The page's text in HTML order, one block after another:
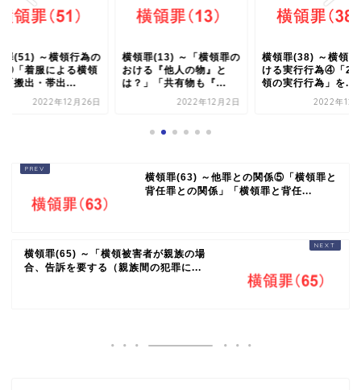
罪(51) ～横領行為の
⑫「着服による横領
「搬出・帯出...
2022年12月26日
横領罪(13) ～「横領罪の
おける『他人の物』と
は？」「共有物も『...
2022年12月2日
横領罪(38) ～横領罪
ける実行行為④「2
領の実行行為」を...
2022年12
横領罪(63) ～他罪との関係⑤「横領罪と
背任罪との関係」「横領罪と背任...
横領罪(65) ～「横領被害者が親族の場
合、告訴を要する（親族間の犯罪に...